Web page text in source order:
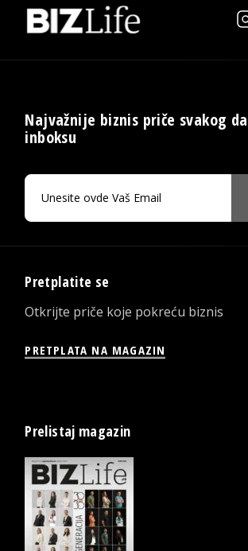
Najvažnije biznis priče svakog
inboksu
Pretplatite se
Otkrijte priče koje pokreću biznis
PRETPLATA NA MAGAZIN
Prelistaj magazin